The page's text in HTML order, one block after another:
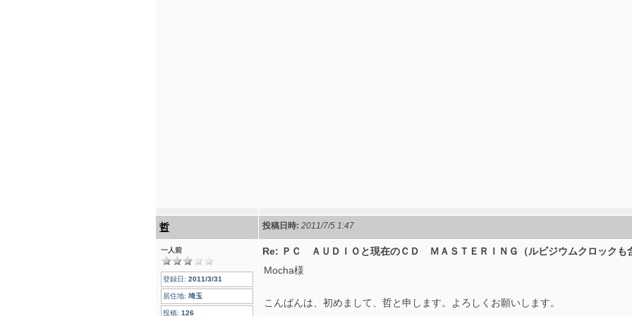
哲 投稿日時: 2011/7/5 1:47
一人前
登録日: 2011/3/31
居住地: 埼玉
投稿: 126
Re: ＰＣ ＡＵＤＩＯと現在のＣＤ ＭＡＳＴＥＲＩＮＧ（ルビジウムクロックも
Mocha様
こんばんは、初めまして、哲と申します。よろしくお願いします。